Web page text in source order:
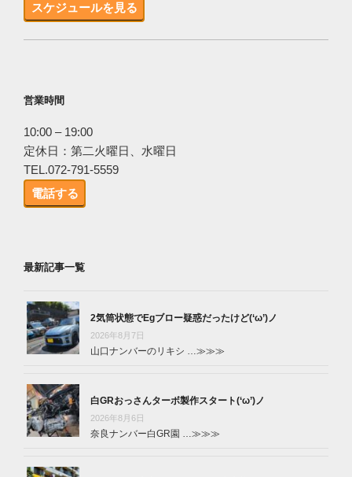
スケジュールを見る
営業時間
10:00 – 19:00
定休日：第二火曜日、水曜日
TEL.072-791-5559
電話する
最新記事一覧
2気筒状態でEgブロー疑惑だったけど(‘ω’)ノ
2026年8月7日
山口ナンバーのリキシ …≫≫≫
白GRおっさんターボ製作スタート(‘ω’)ノ
2026年8月6日
奈良ナンバー白GR園 …≫≫≫